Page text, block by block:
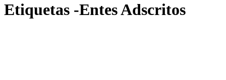
Etiquetas -Entes Adscritos